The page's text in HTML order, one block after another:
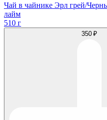
Чай в чайнике Эрл грей/
лайм
510 г
350 ₽